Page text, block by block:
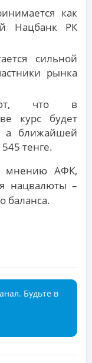
как
Нацбанк РК
сильной
рынка
что в
курс будет
а ближайшей
тенге.
мнению АФК,
нацвалюты –
баланса.
Будьте в